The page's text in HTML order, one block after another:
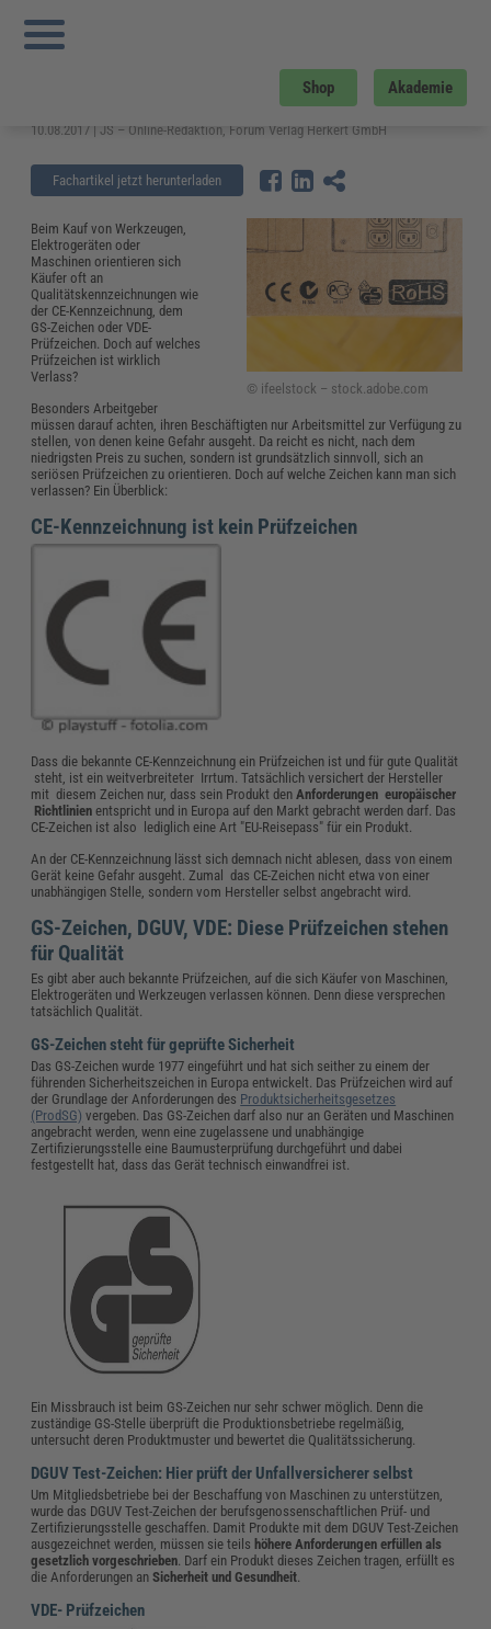
Shop Akademie
Sie sind hier:
Prüfzeichen auf Geräten: Auf diese Zeichen können Sie sich verlassen
Prüfzeichen auf Geräten: Auf diese
Zeichen können Sie sich verlassen
10.08.2017 | JS – Online-Redaktion, Forum Verlag Herkert GmbH
Fachartikel jetzt herunterladen
© ifeelstock – stock.adobe.com
Beim Kauf von Werkzeugen,
Elektrogeräten oder
Maschinen orientieren sich
Käufer oft an
Qualitätskennzeichnungen wie
der CE-Kennzeichnung, dem
GS-Zeichen oder VDE-
Prüfzeichen. Doch auf welches
Prüfzeichen ist wirklich
Verlass?
Besonders Arbeitgeber
müssen darauf achten, ihren Beschäftigten nur Arbeitsmittel zur Verfügung zu
stellen, von denen keine Gefahr ausgeht. Da reicht es nicht, nach dem
niedrigsten Preis zu suchen, sondern ist grundsätzlich sinnvoll, sich an
seriösen Prüfzeichen zu orientieren. Doch auf welche Zeichen kann man sich
verlassen? Ein Überblick:
CE-Kennzeichnung ist kein Prüfzeichen
Dass die bekannte CE-Kennzeichnung ein Prüfzeichen ist und für gute Qualität
steht, ist ein weitverbreiteter Irrtum. Tatsächlich versichert der Hersteller
mit diesem Zeichen nur, dass sein Produkt denAnforderungen europäischer
Richtlinien entspricht und in Europa auf den Markt gebracht werden darf. Das
CE-Zeichen ist also lediglich eine Art "EU-Reisepass" für ein Produkt.
An der CE-Kennzeichnung lässt sich demnach nicht ablesen, dass von einem
Gerät keine Gefahr ausgeht. Zumal das CE-Zeichen nicht etwa von einer
unabhängigen Stelle, sondern vom Hersteller selbst angebracht wird.
GS-Zeichen, DGUV, VDE: Diese Prüfzeichen stehen
für Qualität
Es gibt aber auch bekannte Prüfzeichen, auf die sich Käufer von Maschinen,
Elektrogeräten und Werkzeugen verlassen können. Denn diese versprechen
tatsächlich Qualität.
GS-Zeichen steht für geprüfte Sicherheit
Das GS-Zeichen wurde 1977 eingeführt und hat sich seither zu einem der
führenden Sicherheitszeichen in Europa entwickelt. Das Prüfzeichen wird auf
der Grundlage der Anforderungen des Produktsicherheitsgesetzes
(ProdSG) vergeben. Das GS-Zeichen darf also nur an Geräten und Maschinen
angebracht werden, wenn eine zugelassene und unabhängige
Zertifizierungsstelle eine Baumusterprüfung durchgeführt und dabei
festgestellt hat, dass das Gerät technisch einwandfrei ist.
Ein Missbrauch ist beim GS-Zeichen nur sehr schwer möglich. Denn die
zuständige GS-Stelle überprüft die Produktionsbetriebe regelmäßig,
untersucht deren Produktmuster und bewertet die Qualitätssicherung.
DGUV Test-Zeichen: Hier prüft der Unfallversicherer selbst
Um Mitgliedsbetriebe bei der Beschaffung von Maschinen zu unterstützen,
wurde das DGUV Test-Zeichen der berufsgenossenschaftlichen Prüf- und
Zertifizierungsstelle geschaffen. Damit Produkte mit dem DGUV Test-Zeichen
ausgezeichnet werden, müssen sie teils höhere Anforderungen erfüllen als
gesetzlich vorgeschrieben. Darf ein Produkt dieses Zeichen tragen, erfüllt es
die Anforderungen anSicherheit und Gesundheit.
VDE- Prüfzeichen